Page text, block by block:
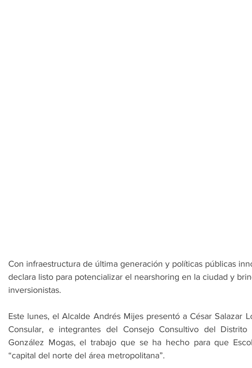
Con infraestructura de última generación y políticas públicas
declara listo para potencializar el nearshoring en la ciudad y
inversionistas.
Este lunes, el Alcalde Andrés Mijes presentó a César Salazar
Consular, e integrantes del Consejo Consultivo del
González Mogas, el trabajo que se ha hecho para que
“capital del norte del área metropolitana”.